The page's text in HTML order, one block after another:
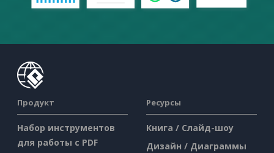
Продукт
Набор инструментов
для работы с PDF
Ресурсы
Книга / Слайд-шоу
Дизайн / Диаграммы